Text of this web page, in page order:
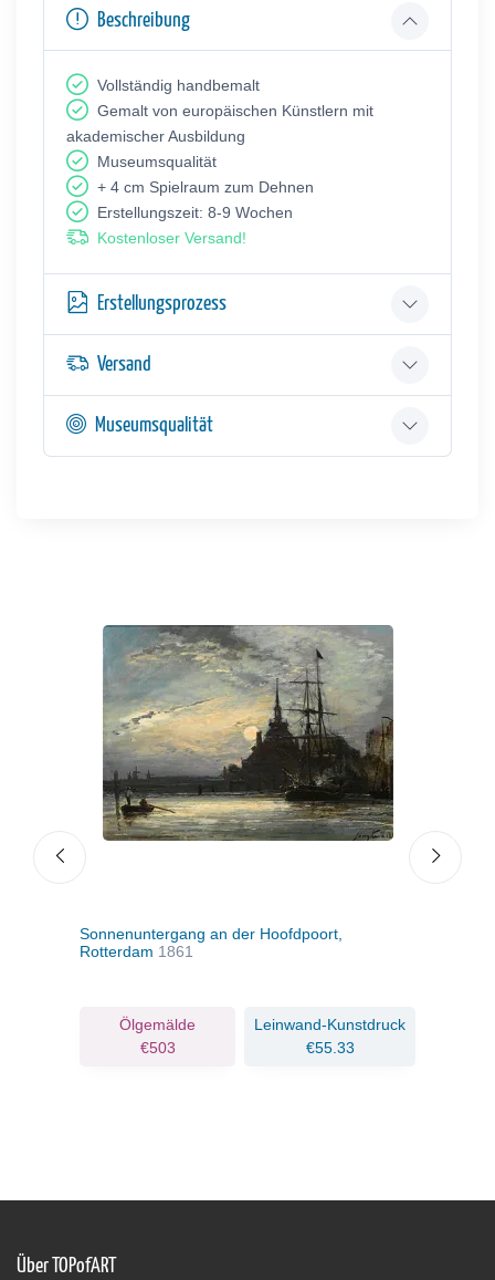
Beschreibung
Vollständig handbemalt
Gemalt von europäischen Künstlern mit
akademischer Ausbildung
Museumsqualität
+ 4 cm Spielraum zum Dehnen
Erstellungszeit: 8-9 Wochen
Kostenloser Versand!
Erstellungsprozess
Versand
Museumsqualität
Sonnenuntergang an der Hoofdpoort,
Rotterdam 1861
Ölgemälde
€503
Leinwand-Kunstdruck
€55.33
Über TOPofART